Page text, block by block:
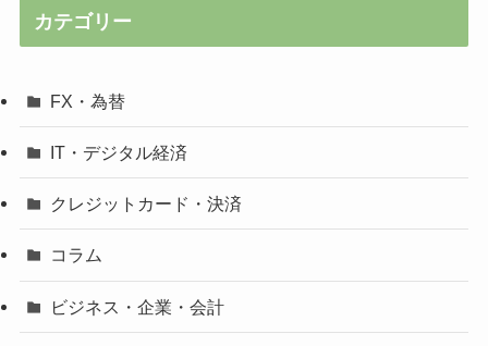
カテゴリー
FX・為替
IT・デジタル経済
クレジットカード・決済
コラム
ビジネス・企業・会計